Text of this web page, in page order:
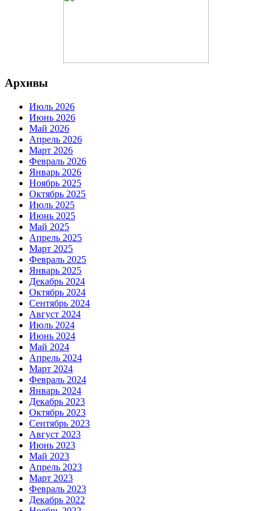
Архивы
Июль 2026
Июнь 2026
Май 2026
Апрель 2026
Март 2026
Февраль 2026
Январь 2026
Ноябрь 2025
Октябрь 2025
Июль 2025
Июнь 2025
Май 2025
Апрель 2025
Март 2025
Февраль 2025
Январь 2025
Декабрь 2024
Октябрь 2024
Сентябрь 2024
Август 2024
Июль 2024
Июнь 2024
Май 2024
Апрель 2024
Март 2024
Февраль 2024
Январь 2024
Декабрь 2023
Октябрь 2023
Сентябрь 2023
Август 2023
Июнь 2023
Май 2023
Апрель 2023
Март 2023
Февраль 2023
Декабрь 2022